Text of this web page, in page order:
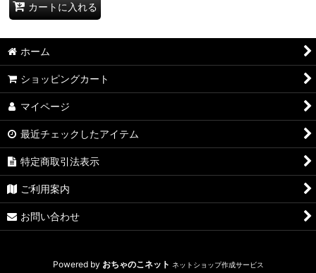
カートに入れる
ホーム
ショッピングカート
マイページ
最近チェックしたアイテム
特定商取引法表示
ご利用案内
お問い合わせ
Powered by おちゃのこネット ネットショップ作成サービス